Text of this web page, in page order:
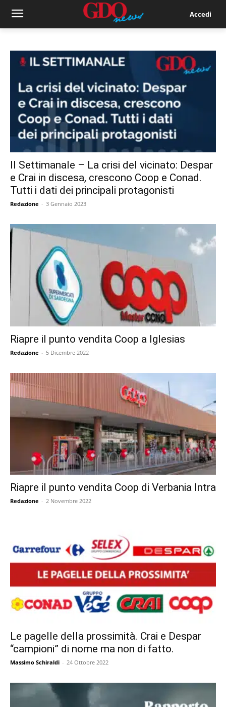
Accedi
Il Settimanale – La crisi del vicinato: Despar
e Crai in discesa, crescono Coop e Conad.
Tutti i dati dei principali protagonisti
Redazione - 3 Gennaio 2023
Riapre il punto vendita Coop a Iglesias
Redazione - 5 Dicembre 2022
Riapre il punto vendita Coop di Verbania Intra
Redazione - 2 Novembre 2022
Le pagelle della prossimità. Crai e Despar
“campioni” di nome ma non di fatto.
Massimo Schiraldi - 24 Ottobre 2022